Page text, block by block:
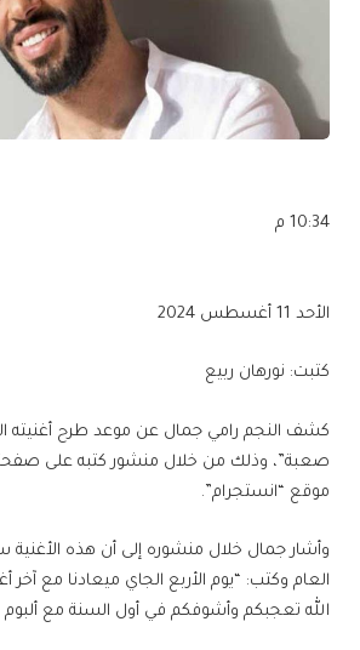
10:34 م
الأحد 11 أغسطس 2024
كتبت: نورهان ربيع
كشف النجم رامي جمال عن موعد طرح أغنيته
صعبة”، وذلك من خلال منشور كتبه على
موقع “انستجرام”.
وأشار جمال خلال منشوره إلى أن هذه الأغنية
العام وكتب: “يوم الأربع الجاي ميعادنا مع
الله تعجبكم وأشوفكم في أول السنة مع ألبوم